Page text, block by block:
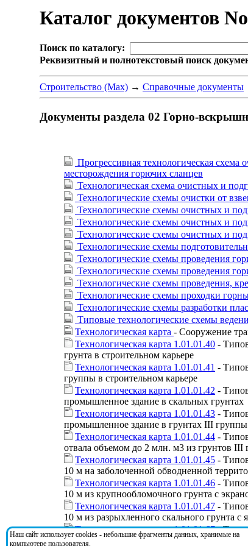
Каталог документов
Поиск по каталогу:
Реквизитный и полнотекстовый поиск
Строительство (Max) → Справочные документы
Документы раздела 02 Горно-
Прогрессивная технологическая
месторождения горючих сланцев
Технологическая схема очистных и
Технологические схемы очистки от
Технологические схемы очистных и
Технологические схемы очистных и
Технологические схемы очистных и
Технологические схемы
Технологические схемы проведения
Технологические схемы проведения
Технологические схемы проведения,
Технологические схемы проходки
Технологические схемы разработки
Типовые технологические схемы
Технологическая карта - Сооружение
Технологическая карта 1.01.01.40 -
грунта в строительном карьере
Технологическая карта 1.01.01.41 -
группы в строительном карьере
Технологическая карта 1.01.01.42 -
промышленное здание в скальных грунтах
Технологическая карта 1.01.01.43 -
промышленное здание в грунтах III группы
Технологическая карта 1.01.01.44 -
отвала объемом до 2 млн. м3 из грунтов III
Технологическая карта 1.01.01.45 -
10 м на заболоченной обводненной
Технологическая карта 1.01.01.46 -
10 м из крупнообломочного грунта с
Технологическая карта 1.01.01.47 -
10 м из разрыхленного скального грунта
Технологическая карта 1.01.01.67-
строительной площадки в грунтах III
Наш сайт использует cookies - небольшие фрагменты данных, хранимые на
компьютере пользователя.